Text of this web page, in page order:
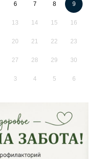
6 7 8 9
13 14 15 16
20 21 22 23
27 28 29 30
3 4 5 6